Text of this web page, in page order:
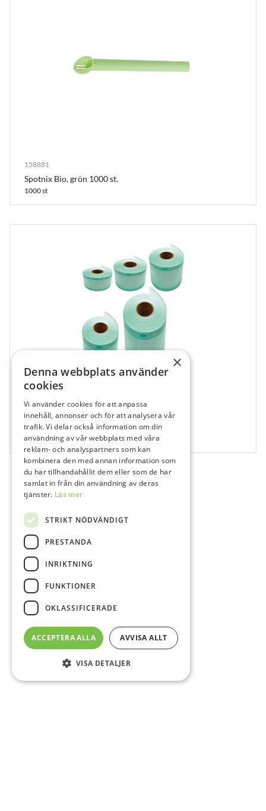
158881
Spotnix Bio, grön 1000 st.
1000 st
162258
Steriliseringsrullar 250 mm
200 m
×
Denna webbplats använder
cookies
Vi använder cookies för att anpassa
innehåll, annonser och för att analysera vår
trafik. Vi delar också information om din
användning av vår webbplats med våra
reklam- och analyspartners som kan
kombinera den med annan information som
du har tillhandahållit dem eller som de har
samlat in från din användning av deras
tjänster. Läs mer
STRIKT NÖDVÄNDIGT
PRESTANDA
INRIKTNING
FUNKTIONER
OKLASSIFICERADE
ACCEPTERA ALLA AVVISA ALLT
VISA DETALJER